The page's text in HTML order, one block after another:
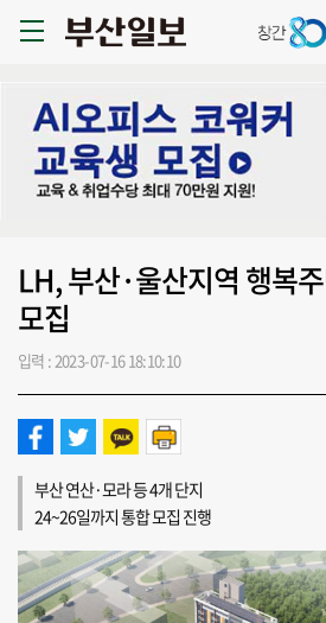
LH, 부산·울산지역 행복
모집
입력 : 2023-07-16 18:10:10
부산 연산·모라 등 4개 단지
24~26일까지 통합 모집 진행